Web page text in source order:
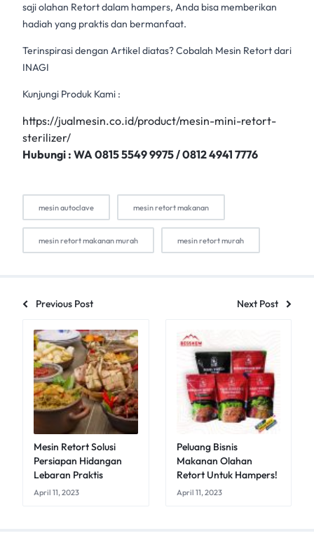
saji olahan Retort dalam hampers, Anda bisa memberikan
hadiah yang praktis dan bermanfaat.
Terinspirasi dengan Artikel diatas? Cobalah Mesin Retortdari
INAGI
Kunjungi Produk Kami :
https://jualmesin.co.id/product/mesin-mini-retort-
sterilizer/
Hubungi : WA 0815 5549 9975 / 0812 4941 7776
mesin autoclave mesin retort makanan
mesin retort makanan murah mesin retort murah
Previous Post Next Post
Mesin Retort Solusi
Persiapan Hidangan
Lebaran Praktis
April 11, 2023
Peluang Bisnis
Makanan Olahan
Retort Untuk Hampers!
April 11, 2023